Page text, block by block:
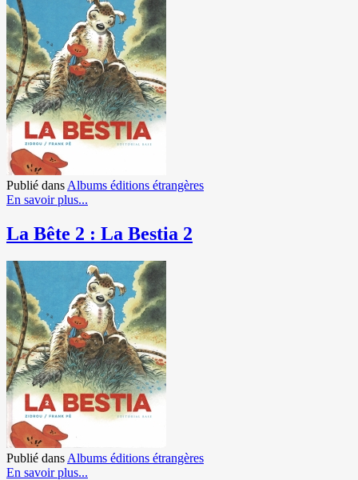
Publié dans Albums éditions étrangères
En savoir plus...
La Bête 2 : La Bestia 2
Publié dans Albums éditions étrangères
En savoir plus...